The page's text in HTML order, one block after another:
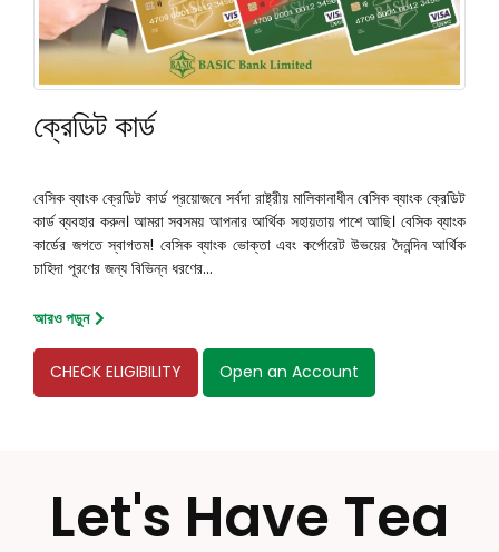
ক্রেডিট কার্ড
বেসিক ব্যাংক ক্রেডিট কার্ড প্রয়োজনে সর্বদা রাষ্ট্রীয় মালিকানাধীন বেসিক ব্যাংক ক্রেডিট
কার্ড ব্যবহার করুন। আমরা সবসময় আপনার আর্থিক সহায়তায় পাশে আছি। বেসিক ব্যাংক
কার্ডের জগতে স্বাগতম! বেসিক ব্যাংক ভোক্তা এবং কর্পোরেট উভয়ের দৈনন্দিন আর্থিক
চাহিদা পূরণের জন্য বিভিন্ন ধরণের...
আরও পড়ুন
CHECK ELIGIBILITY Open an Account
Let's Have Tea